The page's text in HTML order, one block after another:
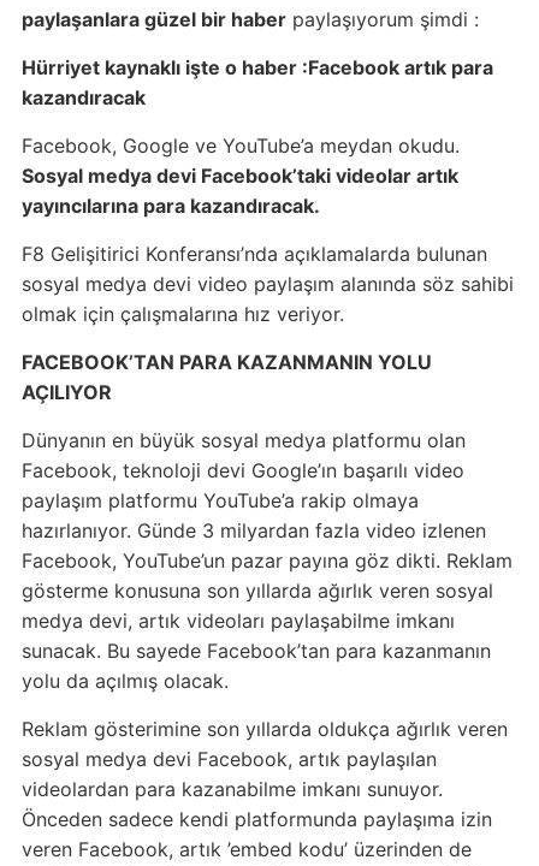
paylaşanlara güzel bir haberpaylaşıyorum şimdi :
Hürriyet kaynaklı işte o haber :Facebook artık para
kazandıracak
Facebook, Google ve YouTube’a meydan okudu.
Sosyal medya devi Facebook’taki videolar artık
yayıncılarına para kazandıracak.
F8 Gelişitirici Konferansı’nda açıklamalarda bulunan
sosyal medya devi video paylaşım alanında söz sahibi
olmak için çalışmalarına hız veriyor.
FACEBOOK’TAN PARA KAZANMANIN YOLU
AÇILIYOR
Dünyanın en büyük sosyal medya platformu olan
Facebook, teknoloji devi Google’ın başarılı video
paylaşım platformu YouTube’a rakip olmaya
hazırlanıyor. Günde 3 milyardan fazla video izlenen
Facebook, YouTube’un pazar payına göz dikti. Reklam
gösterme konusuna son yıllarda ağırlık veren sosyal
medya devi, artık videoları paylaşabilme imkanı
sunacak. Bu sayede Facebook’tan para kazanmanın
yolu da açılmış olacak.
Reklam gösterimine son yıllarda oldukça ağırlık veren
sosyal medya devi Facebook, artık paylaşılan
videolardan para kazanabilme imkanı sunuyor.
Önceden sadece kendi platformunda paylaşıma izin
veren Facebook, artık ’embed kodu’ üzerinden de